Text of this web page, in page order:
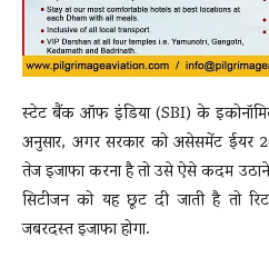
स्टेट बैंक ऑफ इंडिया (SBI) के इकोनॉमिक
अनुसार, अगर सरकार को असेसमेंट
तेज इजाफा करना है तो उसे ऐसे कदम
सिटीजन को यह छूट दी जाती है तो
जबरदस्त इजाफा होगा.